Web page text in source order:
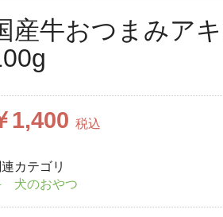
産牛おつまみア
1,400 税込
カテゴリ
犬のおやつ